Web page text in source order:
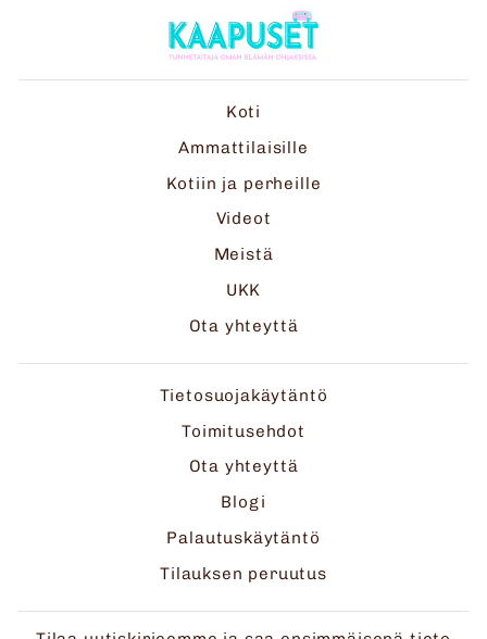
Koti
Ammattilaisille
Kotiin ja perheille
Videot
Meistä
UKK
Ota yhteyttä
Tietosuojakäytäntö
Toimitusehdot
Ota yhteyttä
Blogi
Palautuskäytäntö
Tilauksen peruutus